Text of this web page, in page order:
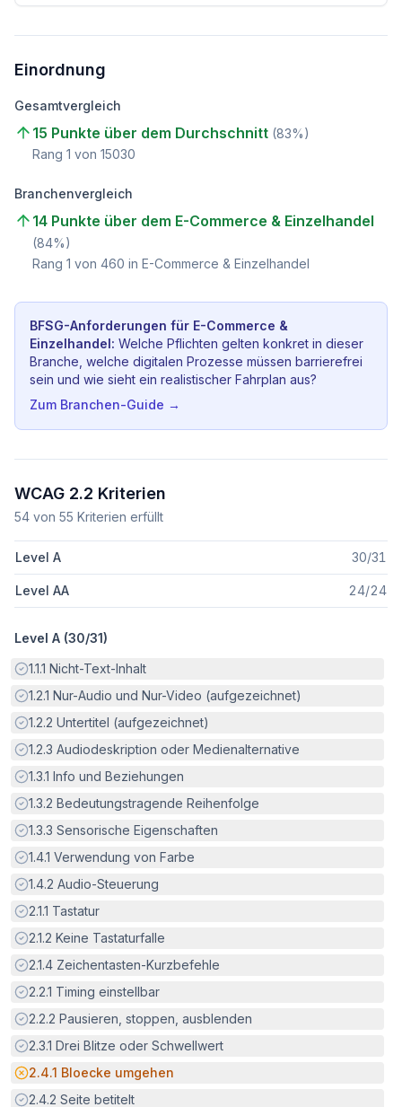
Einordnung
Gesamtvergleich
15 Punkte über dem Durchschnitt (83%)
Rang 1 von 15030
Branchenvergleich
14 Punkte über dem E-Commerce & Einzelhandel
(84%)
Rang 1 von 460 in E-Commerce & Einzelhandel
BFSG-Anforderungen für E-Commerce &
Einzelhandel: Welche Pflichten gelten konkret in dieser
Branche, welche digitalen Prozesse müssen barrierefrei
sein und wie sieht ein realistischer Fahrplan aus?
Zum Branchen-Guide →
WCAG 2.2 Kriterien
54 von 55 Kriterien erfüllt
Level A 30/31
Level AA 24/24
Level A (30/31)
Erfüllt:
1.1.1 Nicht-Text-Inhalt
Erfüllt:
1.2.1 Nur-Audio und Nur-Video (aufgezeichnet)
Erfüllt:
1.2.2 Untertitel (aufgezeichnet)
Erfüllt:
1.2.3 Audiodeskription oder Medienalternative
Erfüllt:
1.3.1 Info und Beziehungen
Erfüllt:
1.3.2 Bedeutungstragende Reihenfolge
Erfüllt:
1.3.3 Sensorische Eigenschaften
Erfüllt:
1.4.1 Verwendung von Farbe
Erfüllt:
1.4.2 Audio-Steuerung
Erfüllt:
2.1.1 Tastatur
Erfüllt:
2.1.2 Keine Tastaturfalle
Erfüllt:
2.1.4 Zeichentasten-Kurzbefehle
Erfüllt:
2.2.1 Timing einstellbar
Erfüllt:
2.2.2 Pausieren, stoppen, ausblenden
Erfüllt:
2.3.1 Drei Blitze oder Schwellwert
Potenzielle Barriere:
2.4.1 Bloecke umgehen
Erfüllt:
2.4.2 Seite betitelt